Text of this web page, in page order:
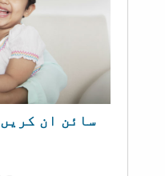
سائن ان کریں